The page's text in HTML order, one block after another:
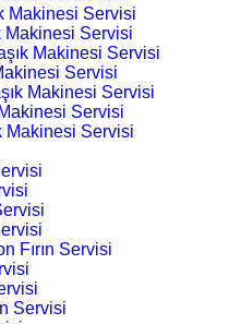
Makinesi Servisi
Makinesi Servisi
Makinesi Servisi
Servisi
Makinesi Servisi
Servisi
Makinesi Servisi
Fırın Servisi
Servisi